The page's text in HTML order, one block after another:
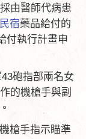
由醫師代病患
宿藥品給付的
付執行計畫申
砲指部兩名女
的機槍手與副
槍手指示瞄準